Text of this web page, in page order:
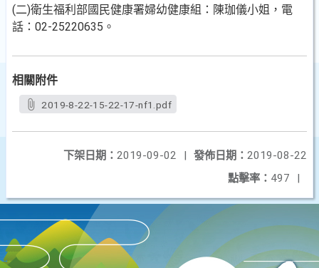
(二)衛生福利部國民健康署婦幼健康組：陳珈儀小姐，電
話：02-25220635。
相關附件
2019-8-22-15-22-17-nf1.pdf
發佈日期： 2019-08-22
下架日期： 2019-09-02
|
點擊率： 497 |